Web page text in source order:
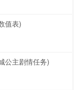
值表)
公主剧情任务)